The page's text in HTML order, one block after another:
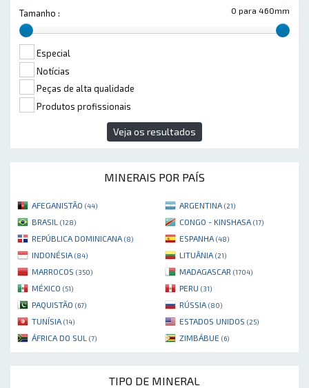
0 para 460mm
Tamanho :
Especial
Notícias
Peças de alta qualidade
Produtos profissionais
Veja os resultados
MINERAIS POR PAÍS
AFEGANISTÃO (44) ARGENTINA (21)
BRASIL (128) CONGO - KINSHASA (17)
REPÚBLICA DOMINICANA (8) ESPANHA (48)
INDONÉSIA (84) LITUÂNIA (21)
MARROCOS (350) MADAGASCAR (1704)
MÉXICO (51) PERU (31)
PAQUISTÃO (67) RÚSSIA (80)
TUNÍSIA (14) ESTADOS UNIDOS (25)
ÁFRICA DO SUL (7) ZIMBÁBUE (6)
TIPO DE MINERAL